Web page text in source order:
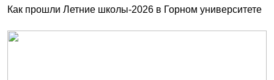
Как прошли Летние школы-2026 в Горном университете